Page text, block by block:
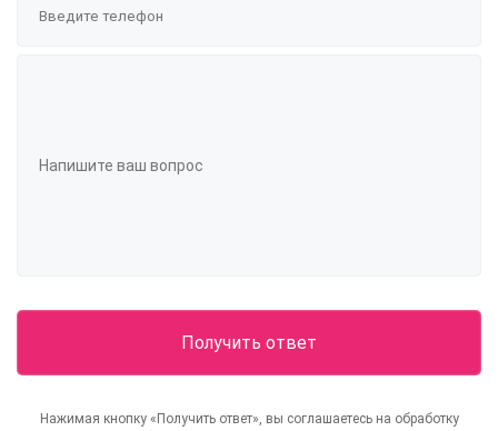
Нажимая кнопку «Получить ответ», вы соглашаетесь на обработку